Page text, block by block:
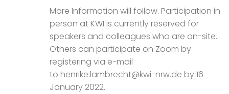
More Information will follow. Participation in
person at KWI is currently reserved for
speakers and colleagues who are on-site.
Others can participate on Zoom by
registering via e-mail
to henrike.lambrecht@kwi-nrw.de by 16
January 2022.